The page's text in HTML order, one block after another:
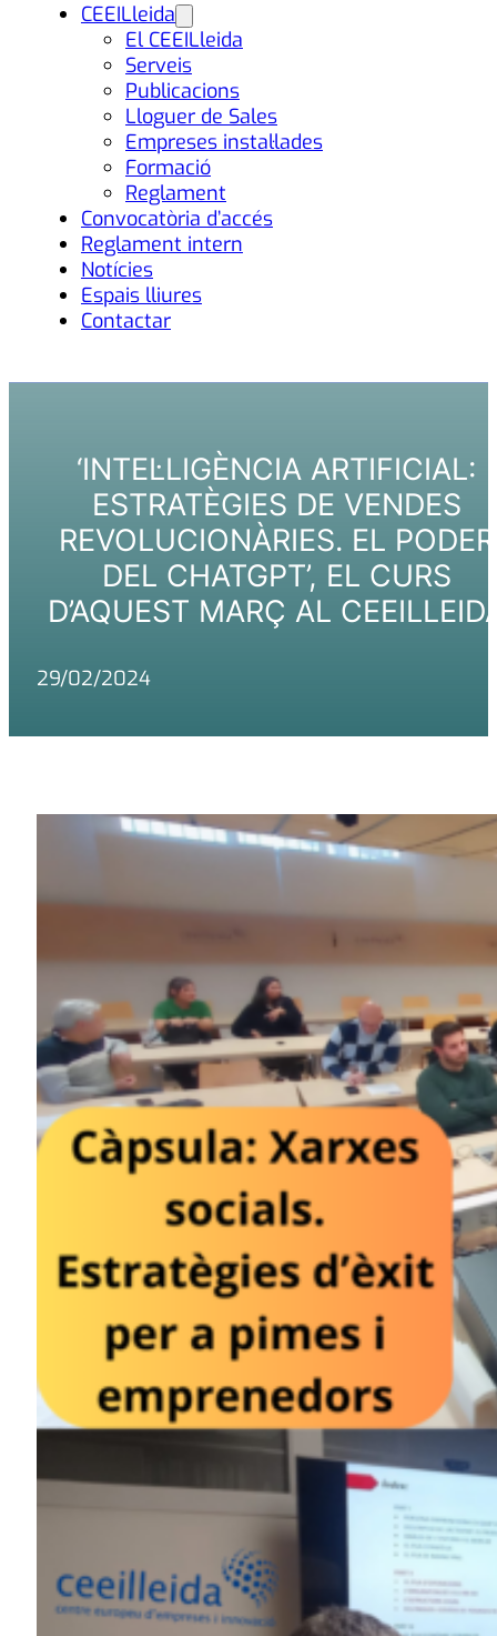
CEEILleida
El CEEILleida
Serveis
Publicacions
Lloguer de Sales
Empreses instal·lades
Formació
Reglament
Convocatòria d’accés
Reglament intern
Notícies
Espais lliures
Contactar
‘INTEL·LIGÈNCIA ARTIFICIAL:
ESTRATÈGIES DE VENDES
REVOLUCIONÀRIES. EL PODER
DEL CHATGPT’, EL CURS
D’AQUEST MARÇ AL
29/02/2024